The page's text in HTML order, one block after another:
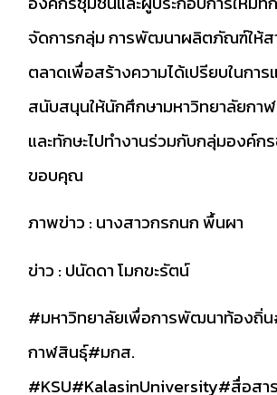
จัดการกลุ่ม การพัฒนาผลิตภัณฑ์ให้ส
ตลาดเพื่อสร้างความได้เปรียบในกา
สนับสนุนให้นักศึกษามหาวิทยาลัยกา
และทักษะไปทำงานร่วมกับกลุ่มองค์ก
ขอบคุณ
ภาพข่าว : นางสาวกรกนก พื้นผา
ข่าว : ปนัดดา โมกขะรัตน์
#มหาวิทยาลัยเพื่อการพัฒนาท้องถิ่น
กาฬสินธุ์#มกส.
#KSU#KalasinUniversity#สื่อสา